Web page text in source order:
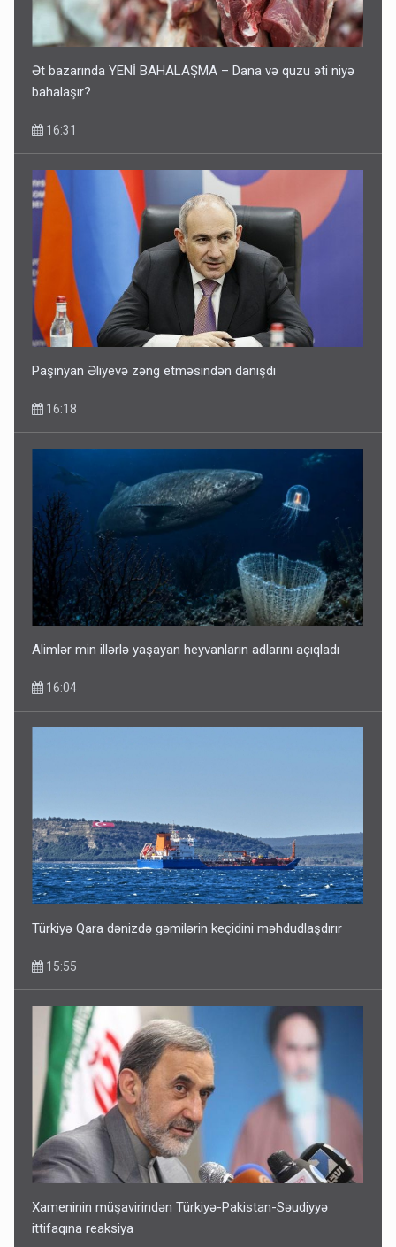
Ət bazarında YENİ BAHALAŞMA – Dana və quzu əti niyə
bahalaşır?
16:31
Paşinyan Əliyevə zəng etməsindən danışdı
16:18
Alimlər min illərlə yaşayan heyvanların adlarını açıqladı
16:04
Türkiyə Qara dənizdə gəmilərin keçidini məhdudlaşdırır
15:55
Xameninin müşavirindən Türkiyə-Pakistan-Səudiyyə
ittifaqına reaksiya